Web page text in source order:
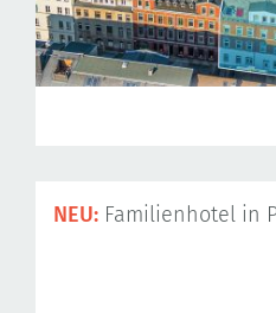
NEU: Familienhotel in